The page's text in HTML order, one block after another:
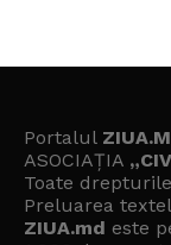
Portalul
ASOCIAȚIA
Toate
Preluarea
ZIUA.md este